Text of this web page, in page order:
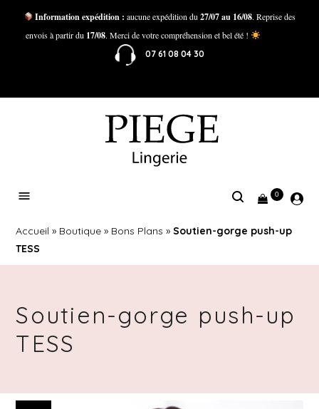
Information expédition : aucune expédition du27/07 au 16/08. Reprise des
envois à partir du 17/08. Merci de votre compréhension et bel été !
07 61 08 04 30
0
Accueil » Boutique » Bons Plans »Soutien-gorge push-up
TESS
Soutien-gorge push-up
TESS